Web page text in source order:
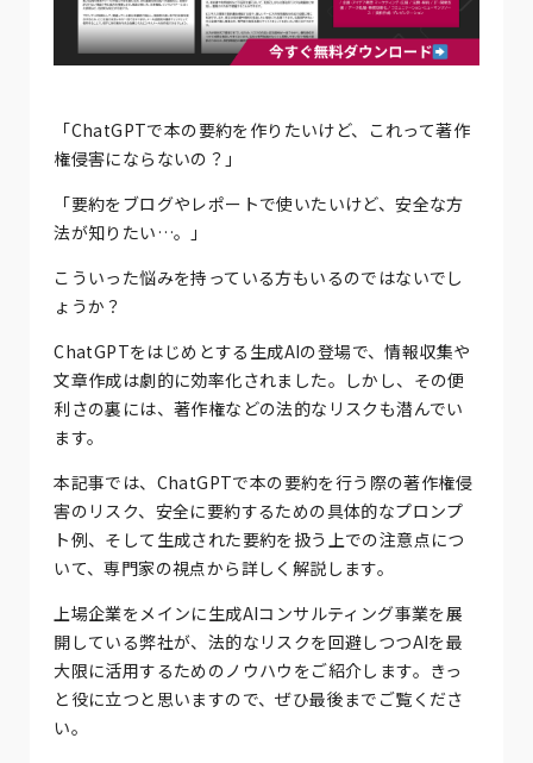
「ChatGPTで本の要約を作りたいけど、これって著作
権侵害にならないの？」
「要約をブログやレポートで使いたいけど、安全な方
法が知りたい…。」
こういった悩みを持っている方もいるのではないでし
ょうか？
ChatGPTをはじめとする生成AIの登場で、情報収集や
文章作成は劇的に効率化されました。しかし、その便
利さの裏には、著作権などの法的なリスクも潜んでい
ます。
本記事では、ChatGPTで本の要約を行う際の著作権侵
害のリスク、安全に要約するための具体的なプロンプ
ト例、そして生成された要約を扱う上での注意点につ
いて、専門家の視点から詳しく解説します。
上場企業をメインに生成AIコンサルティング事業を展
開している弊社が、法的なリスクを回避しつつAIを最
大限に活用するためのノウハウをご紹介します。きっ
と役に立つと思いますので、ぜひ最後までご覧くださ
い。